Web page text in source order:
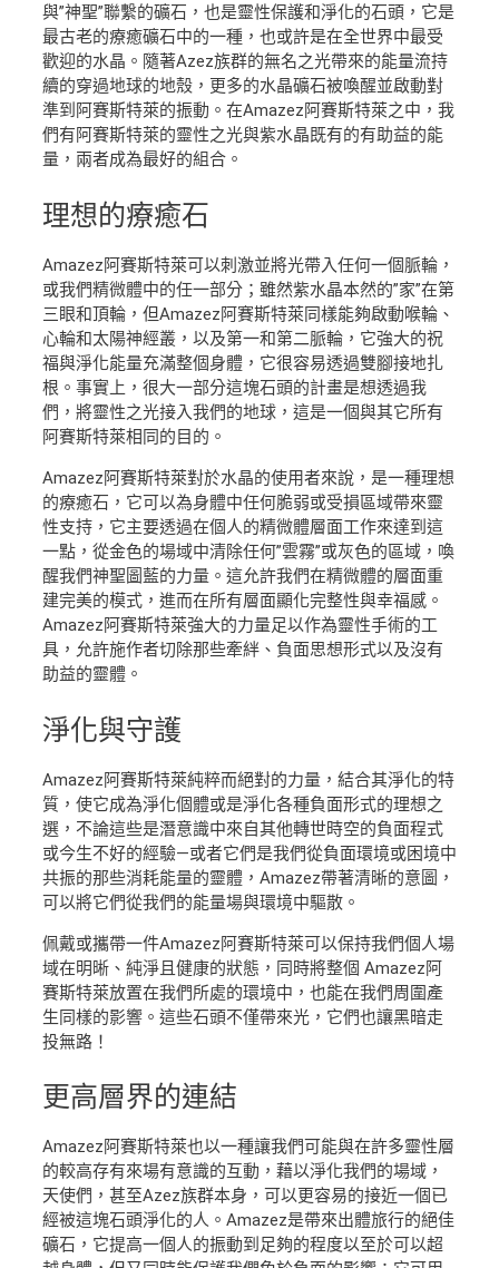
與”神聖”聯繫的礦石，也是靈性保護和淨化的石頭，它是
最古老的療癒礦石中的一種，也或許是在全世界中最受
歡迎的水晶。隨著Azez族群的無名之光帶來的能量流持
續的穿過地球的地殼，更多的水晶礦石被喚醒並啟動對
準到阿賽斯特萊的振動。在Amazez阿賽斯特萊之中，我
們有阿賽斯特萊的靈性之光與紫水晶既有的有助益的能
量，兩者成為最好的組合。
理想的療癒石
Amazez阿賽斯特萊可以刺激並將光帶入任何一個脈輪，
或我們精微體中的任一部分；雖然紫水晶本然的”家”在第
三眼和頂輪，但Amazez阿賽斯特萊同樣能夠啟動喉輪、
心輪和太陽神經叢，以及第一和第二脈輪，它強大的祝
福與淨化能量充滿整個身體，它很容易透過雙腳接地扎
根。事實上，很大一部分這塊石頭的計畫是想透過我
們，將靈性之光接入我們的地球，這是一個與其它所有
阿賽斯特萊相同的目的。
Amazez阿賽斯特萊對於水晶的使用者來說，是一種理想
的療癒石，它可以為身體中任何脆弱或受損區域帶來靈
性支持，它主要透過在個人的精微體層面工作來達到這
一點，從金色的場域中清除任何”雲霧”或灰色的區域，喚
醒我們神聖圖藍的力量。這允許我們在精微體的層面重
建完美的模式，進而在所有層面顯化完整性與幸福感。
Amazez阿賽斯特萊強大的力量足以作為靈性手術的工
具，允許施作者切除那些牽絆、負面思想形式以及沒有
助益的靈體。
淨化與守護
Amazez阿賽斯特萊純粹而絕對的力量，結合其淨化的特
質，使它成為淨化個體或是淨化各種負面形式的理想之
選，不論這些是潛意識中來自其他轉世時空的負面程式
或今生不好的經驗—或者它們是我們從負面環境或困境中
共振的那些消耗能量的靈體，Amazez帶著清晰的意圖，
可以將它們從我們的能量場與環境中驅散。
佩戴或攜帶一件Amazez阿賽斯特萊可以保持我們個人場
域在明晰、純淨且健康的狀態，同時將整個 Amazez阿
賽斯特萊放置在我們所處的環境中，也能在我們周圍產
生同樣的影響。這些石頭不僅帶來光，它們也讓黑暗走
投無路！
更高層界的連結
Amazez阿賽斯特萊也以一種讓我們可能與在許多靈性層
的較高存有來場有意識的互動，藉以淨化我們的場域，
天使們，甚至Azez族群本身，可以更容易的接近一個已
經被這塊石頭淨化的人。Amazez是帶來出體旅行的絕佳
礦石，它提高一個人的振動到足夠的程度以至於可以超